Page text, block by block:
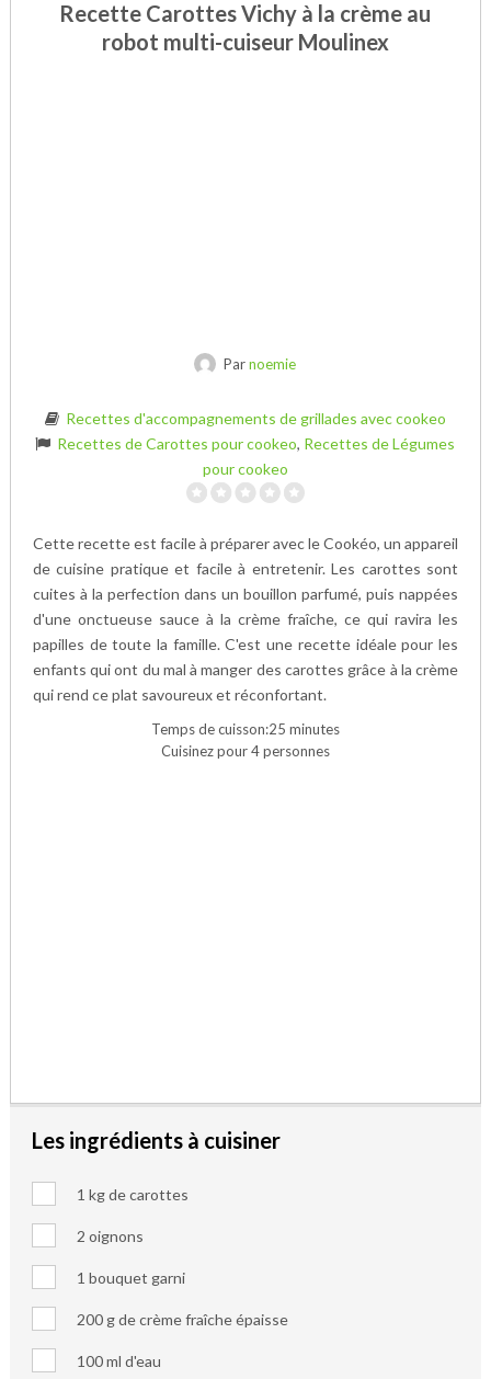
Recette Carottes Vichy à la crème au
robot multi-cuiseur Moulinex
Parnoemie
Recettes d'accompagnements de grillades avec cookeo
Recettes de Carottes pour cookeo, Recettes de Légumes
pour cookeo
Cette recette est facile à préparer avec le Cookéo, un appareil
de cuisine pratique et facile à entretenir. Les carottes sont
cuites à la perfection dans un bouillon parfumé, puis nappées
d'une onctueuse sauce à la crème fraîche, ce qui ravira les
papilles de toute la famille. C'est une recette idéale pour les
enfants qui ont du mal à manger des carottes grâce à la crème
qui rend ce plat savoureux et réconfortant.
Temps de cuisson:25 minutes
Cuisinez pour 4 personnes
Les ingrédients à cuisiner
1 kg de carottes
2 oignons
1 bouquet garni
200 g de crème fraîche épaisse
100 ml d'eau